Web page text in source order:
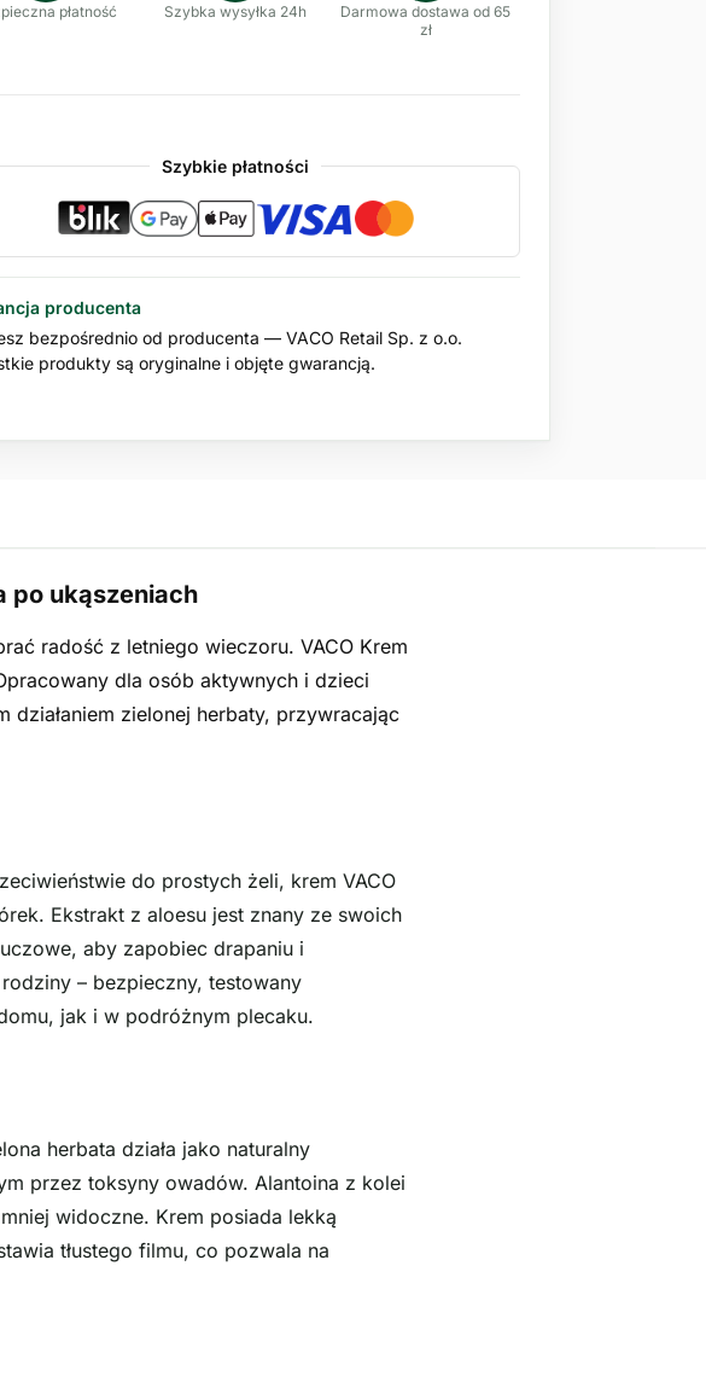
płatność Szybka wysyłka 24h
Darmowa dostawa od 65
zł
Szybkie płatności
producenta
bezpośrednio od producenta — VACO Retail Sp. z o.o.
produkty są oryginalne i objęte gwarancją.
po ukąszeniach
radość z letniego wieczoru. VACO Krem
dla osób aktywnych i dzieci
zielonej herbaty, przywracając
do prostych żeli, krem VACO
Ekstrakt z aloesu jest znany ze swoich
aby zapobiec drapaniu i
– bezpieczny, testowany
jak i w podróżnym plecaku.
herbata działa jako naturalny
przez toksyny owadów. Alantoina z kolei
widoczne. Krem posiada lekką
tłustego filmu, co pozwala na